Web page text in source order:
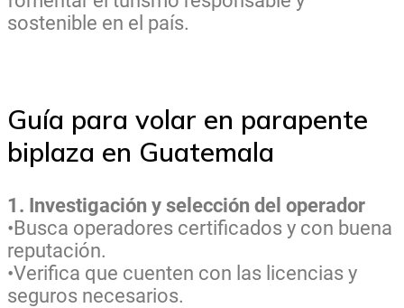
sostenible en el país.
Guía para volar en parapente
biplaza en Guatemala
1. Investigación y selección del operador
•Busca operadores certificados y con buena
reputación.
•Verifica que cuenten con las licencias y
seguros necesarios.